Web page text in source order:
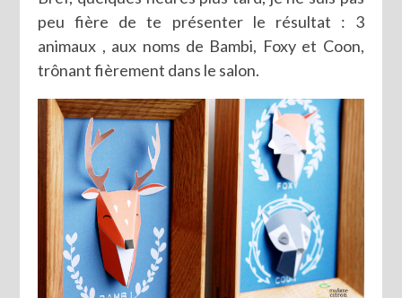
peu fière de te présenter le résultat : 3
animaux , aux noms de Bambi, Foxy et Coon,
trônant fièrement dans le salon.